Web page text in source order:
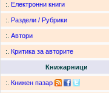
:. Електронни книги
:. Раздели / Рубрики
:. Автори
:. Критика за авторите
Книжарници
:. Книжен пазар